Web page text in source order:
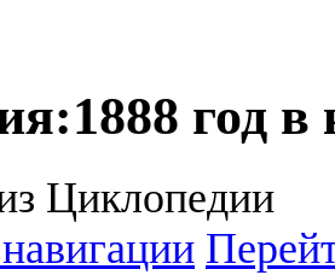
:1888 год в
Циклопедии